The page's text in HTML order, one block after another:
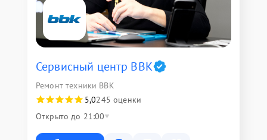
Сервисный центр BBK
Ремонт техники BBK
5,0245 оценки
Открыто до 21:00